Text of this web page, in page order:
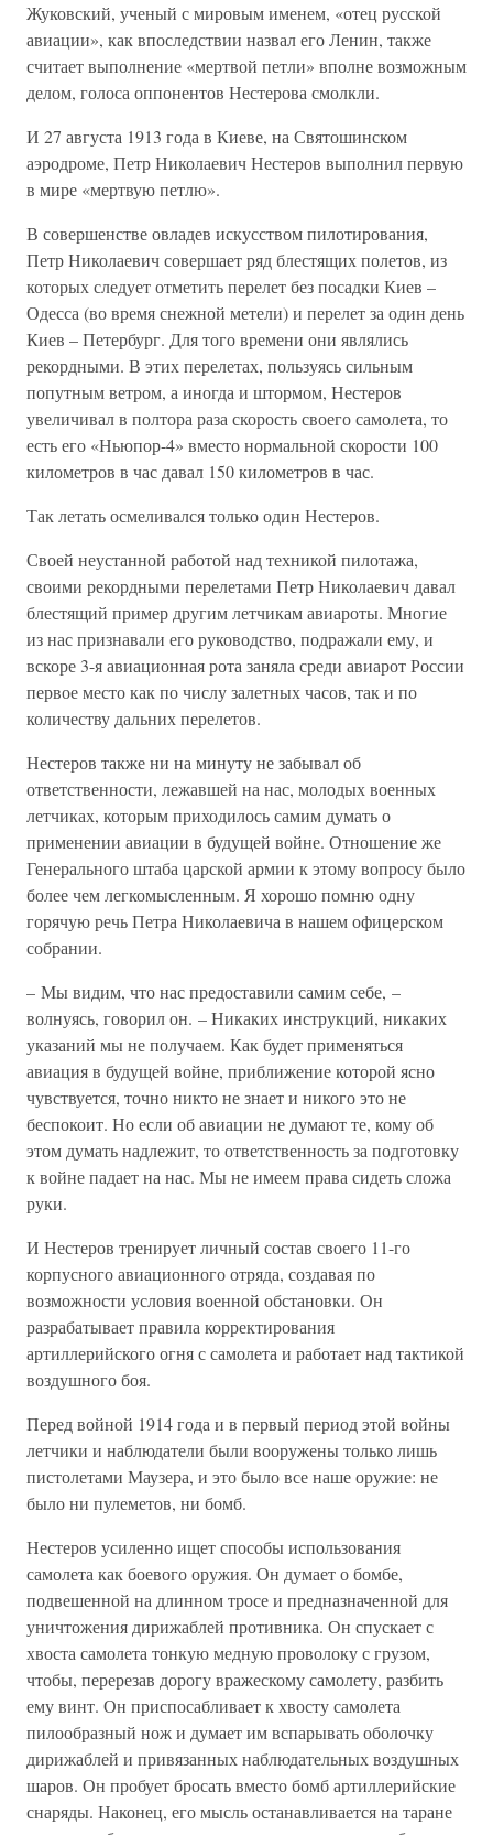
Жуковский, ученый с мировым именем, «отец русской
авиации», как впоследствии назвал его Ленин, также
считает выполнение «мертвой петли» вполне возможным
делом, голоса оппонентов Нестерова смолкли.
И 27 августа 1913 года в Киеве, на Святошинском
аэродроме, Петр Николаевич Нестеров выполнил первую
в мире «мертвую петлю».
В совершенстве овладев искусством пилотирования,
Петр Николаевич совершает ряд блестящих полетов, из
которых следует отметить перелет без посадки Киев –
Одесса (во время снежной метели) и перелет за один день
Киев – Петербург. Для того времени они являлись
рекордными. В этих перелетах, пользуясь сильным
попутным ветром, а иногда и штормом, Нестеров
увеличивал в полтора раза скорость своего самолета, то
есть его «Ньюпор-4» вместо нормальной скорости 100
километров в час давал 150 километров в час.
Так летать осмеливался только один Нестеров.
Своей неустанной работой над техникой пилотажа,
своими рекордными перелетами Петр Николаевич давал
блестящий пример другим летчикам авиароты. Многие
из нас признавали его руководство, подражали ему, и
вскоре 3-я авиационная рота заняла среди авиарот России
первое место как по числу залетных часов, так и по
количеству дальних перелетов.
Нестеров также ни на минуту не забывал об
ответственности, лежавшей на нас, молодых военных
летчиках, которым приходилось самим думать о
применении авиации в будущей войне. Отношение же
Генерального штаба царской армии к этому вопросу было
более чем легкомысленным. Я хорошо помню одну
горячую речь Петра Николаевича в нашем офицерском
собрании.
– Мы видим, что нас предоставили самим себе, –
волнуясь, говорил он. – Никаких инструкций, никаких
указаний мы не получаем. Как будет применяться
авиация в будущей войне, приближение которой ясно
чувствуется, точно никто не знает и никого это не
беспокоит. Но если об авиации не думают те, кому об
этом думать надлежит, то ответственность за подготовку
к войне падает на нас. Мы не имеем права сидеть сложа
руки.
И Нестеров тренирует личный состав своего 11-го
корпусного авиационного отряда, создавая по
возможности условия военной обстановки. Он
разрабатывает правила корректирования
артиллерийского огня с самолета и работает над тактикой
воздушного боя.
Перед войной 1914 года и в первый период этой войны
летчики и наблюдатели были вооружены только лишь
пистолетами Маузера, и это было все наше оружие: не
было ни пулеметов, ни бомб.
Нестеров усиленно ищет способы использования
самолета как боевого оружия. Он думает о бомбе,
подвешенной на длинном тросе и предназначенной для
уничтожения дирижаблей противника. Он спускает с
хвоста самолета тонкую медную проволоку с грузом,
чтобы, перерезав дорогу вражескому самолету, разбить
ему винт. Он приспосабливает к хвосту самолета
пилообразный нож и думает им вспарывать оболочку
дирижаблей и привязанных наблюдательных воздушных
шаров. Он пробует бросать вместо бомб артиллерийские
снаряды. Наконец, его мысль останавливается на таране